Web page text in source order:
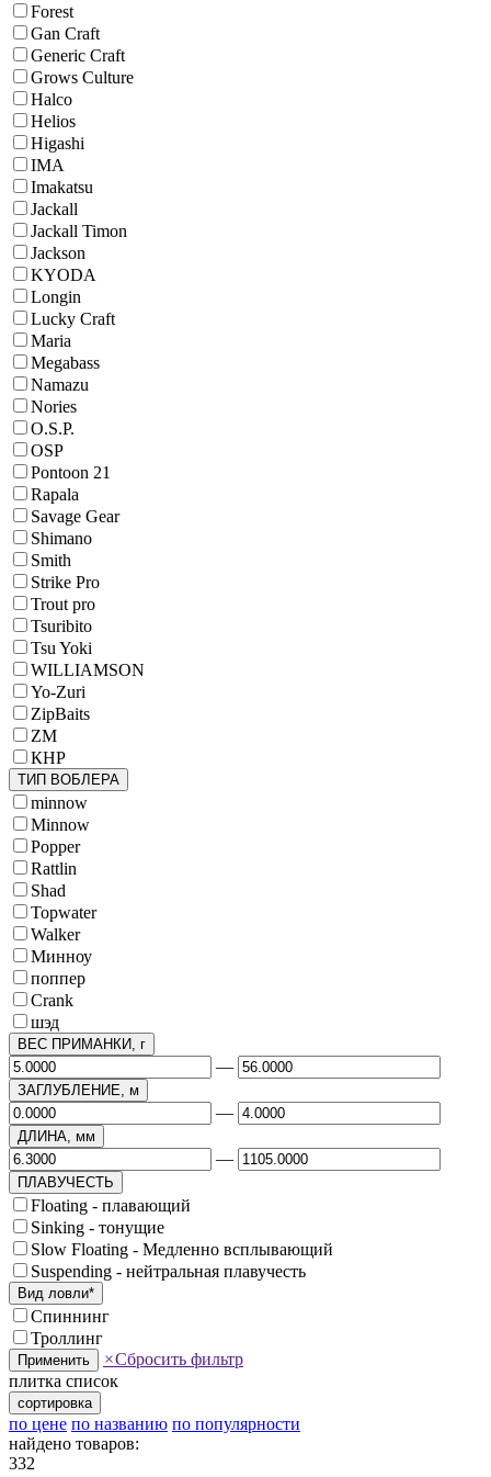
Forest
Gan Craft
Generic Craft
Grows Culture
Halco
Helios
Higashi
IMA
Imakatsu
Jackall
Jackall Timon
Jackson
KYODA
Longin
Lucky Craft
Maria
Megabass
Namazu
Nories
O.S.P.
OSP
Pontoon 21
Rapala
Savage Gear
Shimano
Smith
Strike Pro
Trout pro
Tsuribito
Tsu Yoki
WILLIAMSON
Yo-Zuri
ZipBaits
ZM
КНР
ТИП ВОБЛЕРА
minnow
Minnow
Popper
Rattlin
Shad
Topwater
Walker
Минноу
поппер
Сrank
шэд
ВЕС ПРИМАНКИ, г
—
ЗАГЛУБЛЕНИЕ, м
—
ДЛИНА, мм
—
ПЛАВУЧЕСТЬ
Floating - плавающий
Sinking - тонущие
Slow Floating - Медленно всплывающий
Suspending - нейтральная плавучесть
Вид ловли*
Спиннинг
Троллинг
Применить ×Сбросить фильтр
плитка список
сортировка
по цене по названию по популярности
найдено товаров:
332